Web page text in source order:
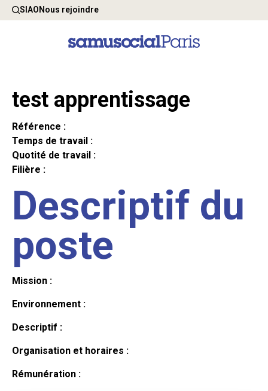
SIAONous rejoindre
test apprentissage
Référence :
Temps de travail :
Quotité de travail :
Filière :
Descriptif du
poste
Mission :
Environnement :
Descriptif :
Organisation et horaires :
Rémunération :